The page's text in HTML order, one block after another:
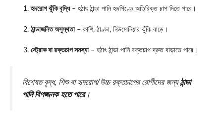
হৃদরোগ ঝুঁকি বৃদ্ধি– হঠাৎ ঠান্ডা পানি হৃদপিণ্ডে অতিরিক্ত চাপ দিতে পারে।
ঠান্ডাজনিত অসুস্থতা– কাশি, ঠাণ্ডা, নিউমোনিয়ার ঝুঁকি বাড়ে।
স্ট্রোক বা রক্তচাপ সমস্যা– হঠাৎ ঠান্ডা পানি রক্তচাপ দ্রুত বাড়াতে পারে।
বিশেষত বৃদ্ধ, শিশু বা হৃদরোগ/উচ্চ রক্তচাপের রোগীদের জন্যঠান্ডা
পানি বিপজ্জনক হতে পারে।